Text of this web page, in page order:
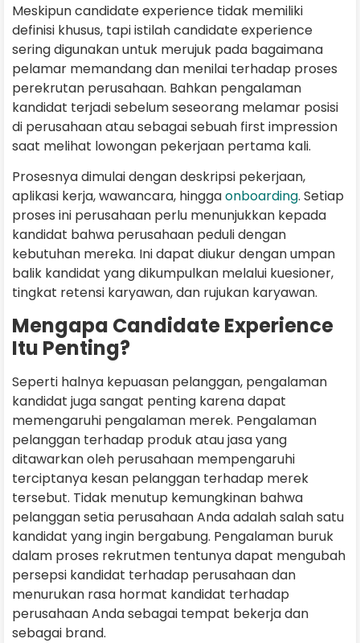
Meskipun candidate experience tidak memiliki
definisi khusus, tapi istilah candidate experience
sering digunakan untuk merujuk pada bagaimana
pelamar memandang dan menilai terhadap proses
perekrutan perusahaan. Bahkan pengalaman
kandidat terjadi sebelum seseorang melamar posisi
di perusahaan atau sebagai sebuah first impression
saat melihat lowongan pekerjaan pertama kali.
Prosesnya dimulai dengan deskripsi pekerjaan,
aplikasi kerja, wawancara, hinggaonboarding. Setiap
proses ini perusahaan perlu menunjukkan kepada
kandidat bahwa perusahaan peduli dengan
kebutuhan mereka. Ini dapat diukur dengan umpan
balik kandidat yang dikumpulkan melalui kuesioner,
tingkat retensi karyawan, dan rujukan karyawan.
Mengapa Candidate Experience
Itu Penting?
Seperti halnya kepuasan pelanggan, pengalaman
kandidat juga sangat penting karena dapat
memengaruhi pengalaman merek. Pengalaman
pelanggan terhadap produk atau jasa yang
ditawarkan oleh perusahaan mempengaruhi
terciptanya kesan pelanggan terhadap merek
tersebut. Tidak menutup kemungkinan bahwa
pelanggan setia perusahaan Anda adalah salah satu
kandidat yang ingin bergabung. Pengalaman buruk
dalam proses rekrutmen tentunya dapat mengubah
persepsi kandidat terhadap perusahaan dan
menurukan rasa hormat kandidat terhadap
perusahaan Anda sebagai tempat bekerja dan
sebagai brand.